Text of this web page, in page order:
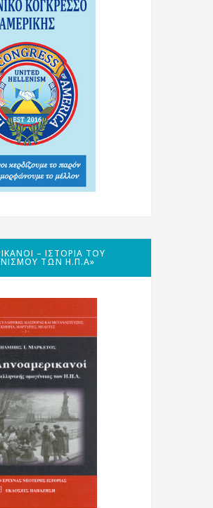
– ΙΣΤΟΡΊΑ ΤΟΥ
ΤΩΝ Η.Π.Α»